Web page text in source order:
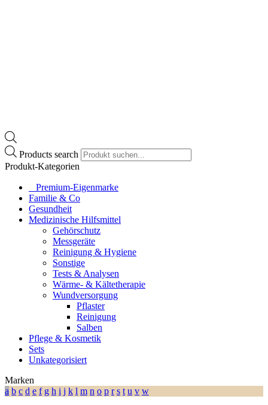
Products search
Produkt-Kategorien
⠀​Premium-Eigenmarke
Familie & Co
Gesundheit
Medizinische Hilfsmittel
Gehörschutz
Messgeräte
Reinigung & Hygiene
Sonstige
Tests & Analysen
Wärme- & Kältetherapie
Wundversorgung
Pflaster
Reinigung
Salben
Pflege & Kosmetik
Sets
Unkategorisiert
Marken
a b c d e f g h i j k l m n o p r s t u v w